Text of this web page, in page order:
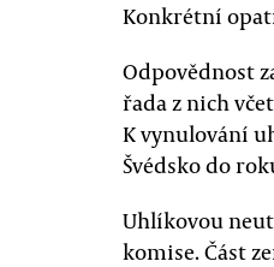
Konkrétní
Odpovědnost
řada z nich
K vynulování
Švédsko do
Uhlíkovou
komise. Část